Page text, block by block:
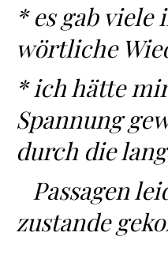
* es gab
wörtliche
* ich hätte
Spannung
durch die
Passagen
zustande